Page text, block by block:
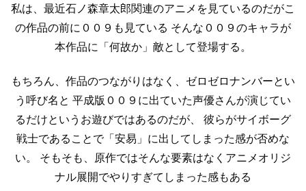
私は、最近石ノ森章太郎関連のアニメを見ているのだがこ
の作品の前に００９も見ている そんな００９のキャラが
本作品に「何故か」敵として登場する。
もちろん、作品のつながりはなく、ゼロゼロナンバーとい
う呼び名と 平成版００９に出ていた声優さんが演じてい
るだけというお遊びではあるのだが、
彼らがサイボーグ
戦士であることで「安易」に出してしまった感が否めな
い。
そもそも、原作ではそんな要素はなくアニメオリジ
ナル展開でやりすぎてしまった感もある